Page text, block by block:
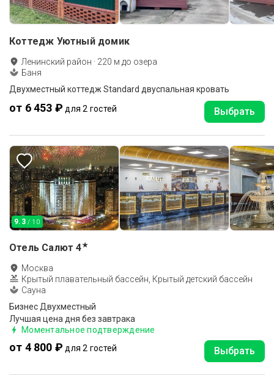
Коттедж Уютный домик
Ленинский район · 220 м до озера
Баня
Двухместный коттедж Standard двуспальная кровать
от 6 453 ₽ для 2 гостей Выбрать
9.3 / 10
Отель Салют 4★
Москва
Крытый плавательный бассейн, Крытый детский бассейн
Сауна
Бизнес Двухместный
Лучшая цена дня без завтрака
Моментальное подтверждение
от 4 800 ₽ для 2 гостей Выбрать